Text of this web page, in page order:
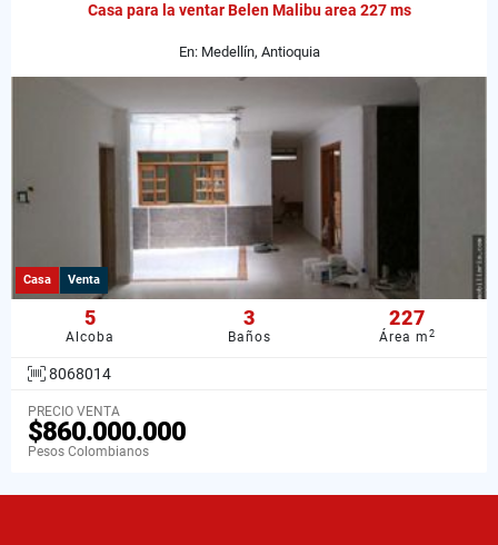
Casa para la ventar Belen Malibu area 227 ms
En: Medellín, Antioquia
Casa Venta
5
Alcoba
3
Baños
227
Área m2
8068014
PRECIO VENTA
$860.000.000
Pesos Colombianos